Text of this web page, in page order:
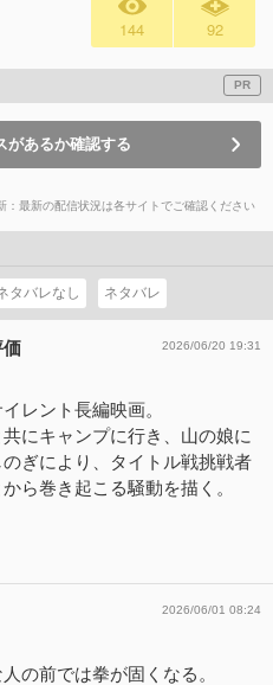
144 92
PR
があるか確認する
：最新の配信状況は各サイトでご確認ください
タバレなし ネタバレ
価 2026/06/20 19:31
レント長編映画。
にキャンプに行き、山の娘に
ぎにより、タイトル戦挑戦者
ら巻き起こる騒動を描く。
2026/06/01 08:24
の前では拳が固くなる。